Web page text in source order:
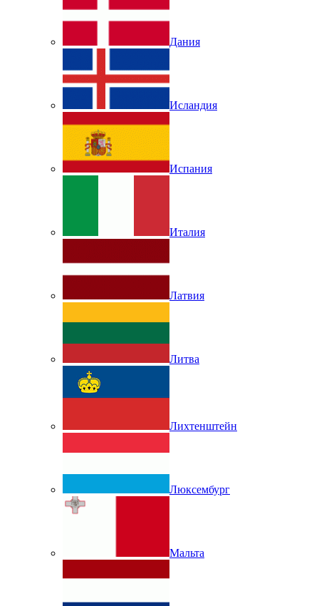
Дания
Исландия
Испания
Италия
Латвия
Литва
Лихтенштейн
Люксембург
Мальта